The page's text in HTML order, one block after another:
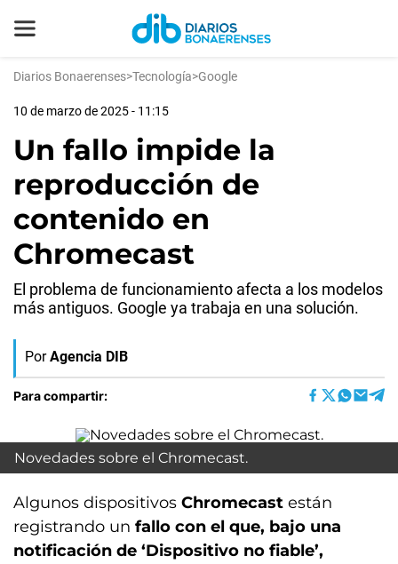
Diarios Bonaerenses>Tecnología>Google
10 de marzo de 2025 - 11:15
Un fallo impide la
reproducción de
contenido en
Chromecast
El problema de funcionamiento afecta a los modelos
más antiguos. Google ya trabaja en una solución.
Por Agencia DIB
Para compartir:
Novedades sobre el Chromecast.
Algunos dispositivos Chromecast están
registrando un fallo con el que, bajo una
notificación de ‘Dispositivo no fiable’,